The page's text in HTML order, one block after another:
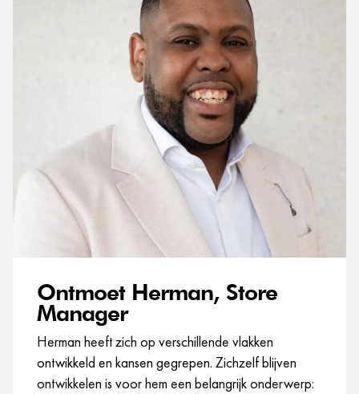
Ontmoet Herman, Store
Manager
Herman heeft zich op verschillende vlakken
ontwikkeld en kansen gegrepen. Zichzelf blijven
ontwikkelen is voor hem een belangrijk onderwerp: